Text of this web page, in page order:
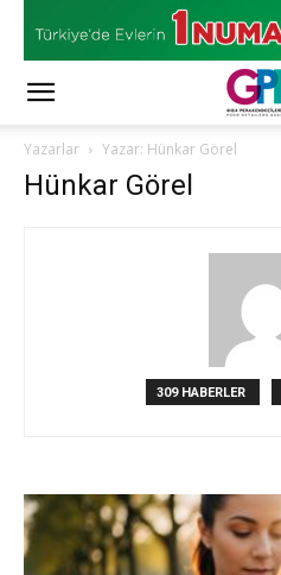
Yazarlar Yazar: Hünkar Görel
Hünkar Görel
309 HABERLER